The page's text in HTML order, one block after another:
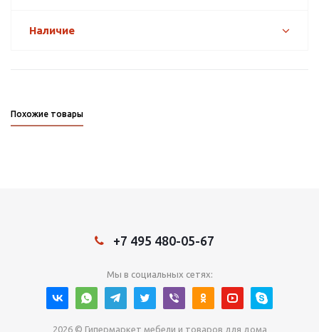
Наличие
Похожие товары
+7 495 480-05-67
Мы в социальных сетях:
2026 © Гипермаркет мебели и товаров для дома